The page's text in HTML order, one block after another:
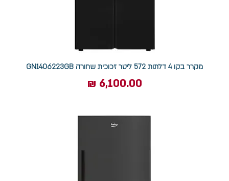
מקרר בקו 4 דלתות 572 ליטר זכוכית שחורה GN1406223GB
מחיר